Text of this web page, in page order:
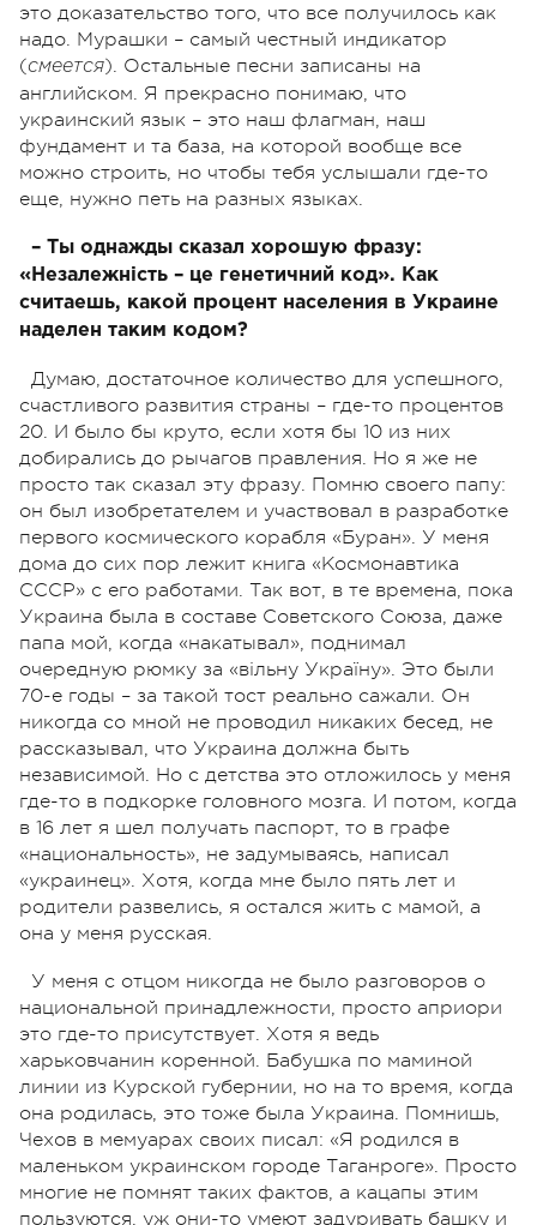
это доказательство того, что все получилось как
надо. Мурашки – самый честный индикатор
(смеется). Остальные песни записаны на
английском. Я прекрасно понимаю, что
украинский язык – это наш флагман, наш
фундамент и та база, на которой вообще все
можно строить, но чтобы тебя услышали где-то
еще, нужно петь на разных языках.
– Ты однажды сказал хорошую фразу:
«Незалежність – це генетичний код». Как
считаешь, какой процент населения в Украине
наделен таким кодом?
Думаю, достаточное количество для успешного,
счастливого развития страны – где-то процентов
20. И было бы круто, если хотя бы 10 из них
добирались до рычагов правления. Но я же не
просто так сказал эту фразу. Помню своего папу:
он был изобретателем и участвовал в разработке
первого космического корабля «Буран». У меня
дома до сих пор лежит книга «Космонавтика
СССР» с его работами. Так вот, в те времена, пока
Украина была в составе Советского Союза, даже
папа мой, когда «накатывал», поднимал
очередную рюмку за «вільну Україну». Это были
70-е годы – за такой тост реально сажали. Он
никогда со мной не проводил никаких бесед, не
рассказывал, что Украина должна быть
независимой. Но с детства это отложилось у меня
где-то в подкорке головного мозга. И потом, когда
в 16 лет я шел получать паспорт, то в графе
«национальность», не задумываясь, написал
«украинец». Хотя, когда мне было пять лет и
родители развелись, я остался жить с мамой, а
она у меня русская.
У меня с отцом никогда не было разговоров о
национальной принадлежности, просто априори
это где-то присутствует. Хотя я ведь
харьковчанин коренной. Бабушка по маминой
линии из Курской губернии, но на то время, когда
она родилась, это тоже была Украина. Помнишь,
Чехов в мемуарах своих писал: «Я родился в
маленьком украинском городе Таганроге». Просто
многие не помнят таких фактов, а кацапы этим
пользуются, уж они-то умеют задуривать башку и